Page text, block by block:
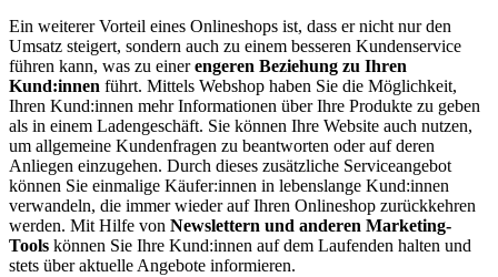
Ein weiterer Vorteil eines Onlineshops ist, dass er nicht nur den
Umsatz steigert, sondern auch zu einem besseren Kundenservice
führen kann, was zu einerengeren Beziehung zu Ihren
Kund:innen führt. Mittels Webshop haben Sie die Möglichkeit,
Ihren Kund:innen mehr Informationen über Ihre Produkte zu geben
als in einem Ladengeschäft. Sie können Ihre Website auch nutzen,
um allgemeine Kundenfragen zu beantworten oder auf deren
Anliegen einzugehen. Durch dieses zusätzliche Serviceangebot
können Sie einmalige Käufer:innen in lebenslange Kund:innen
verwandeln, die immer wieder auf Ihren Onlineshop zurückkehren
werden. Mit Hilfe von Newslettern und anderen Marketing-
Tools können Sie Ihre Kund:innen auf dem Laufenden halten und
stets über aktuelle Angebote informieren.